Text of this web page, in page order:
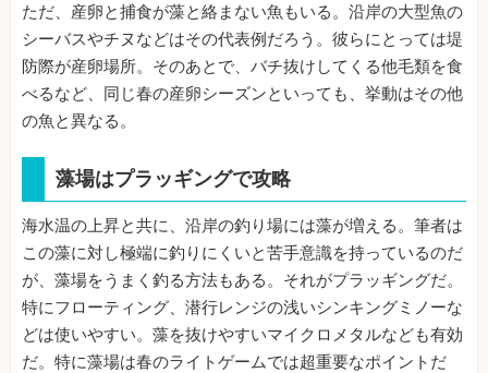
ただ、産卵と捕食が藻と絡まない魚もいる。沿岸の大型魚の
シーバスやチヌなどはその代表例だろう。彼らにとっては堤
防際が産卵場所。そのあとで、バチ抜けしてくる他毛類を食
べるなど、同じ春の産卵シーズンといっても、挙動はその他
の魚と異なる。
藻場はプラッギングで攻略
海水温の上昇と共に、沿岸の釣り場には藻が増える。筆者は
この藻に対し極端に釣りにくいと苦手意識を持っているのだ
が、藻場をうまく釣る方法もある。それがプラッギングだ。
特にフローティング、潜行レンジの浅いシンキングミノーな
どは使いやすい。藻を抜けやすいマイクロメタルなども有効
だ。特に藻場は春のライトゲームでは超重要なポイントだ